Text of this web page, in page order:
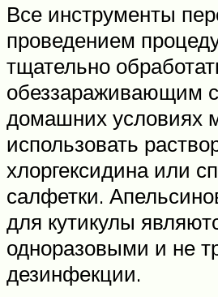
Все инструменты
проведением
тщательно
обеззараживающим
домашних условиях
использовать
хлоргексидина или
салфетки.
для кутикулы
одноразовыми и не
дезинфекции.